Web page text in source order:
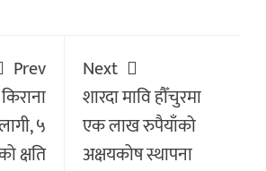
Prev
५
क्षति
Next
शारदा मावि हौँचुरमा
एक लाख रुपैयाँको
अक्षयकोष स्थापना